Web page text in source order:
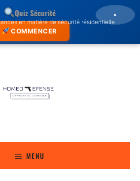
Quiz Sécurité
en matière de sécurité résidentielle
COMMENCER
×
MENU